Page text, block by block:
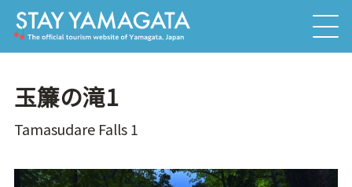
玉簾の滝1
Tamasudare Falls 1